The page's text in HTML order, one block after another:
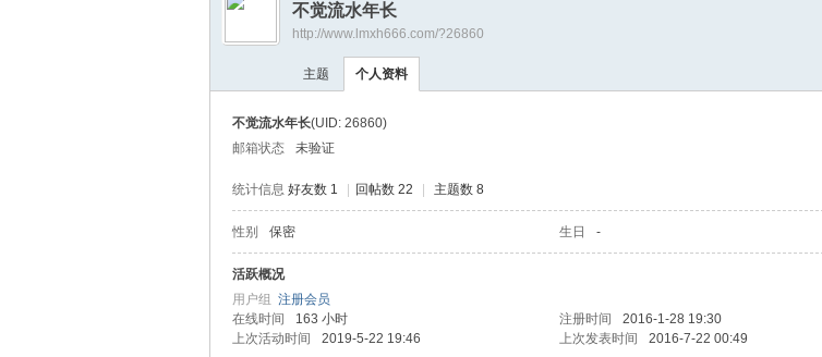
›
不觉流水年长
http://www.lmxh666.com/?26860
主题 个人资料
不觉流水年长(UID: 26860)
邮箱状态
未验证
统计信息 好友数 1 回帖数 22 主题数 8
性别 保密 生日 -
活跃概况
用户组 注册会员
在线时间
163 小时 注册时间 2016-1-28 19:30
上次活动时间
2019-5-22 19:46 上次发表时间 2016-7-22 00:49